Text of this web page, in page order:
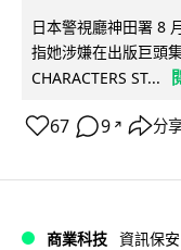
日本警視廳神田署 8
指她涉嫌在出版巨頭
CHARACTERS ST...
67 9 ↗ 分
商業科技 資訊保安